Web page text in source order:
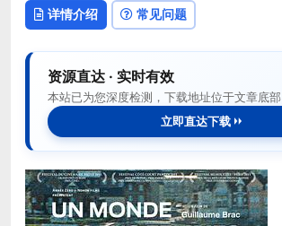
详情介绍 常见问题
资源直达 · 实时有效
本站已为您深度检测，下载地址位于文章底部
立即直达下载